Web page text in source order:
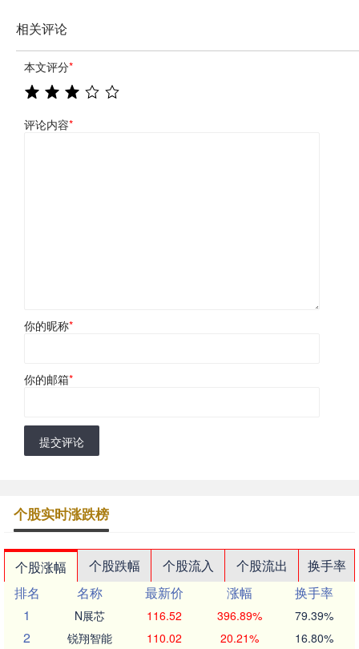
相关评论
本文评分*
评论内容*
你的昵称*
你的邮箱*
提交评论
个股实时涨跌榜
个股涨幅 个股跌幅 个股流入 个股流出
换手率
排名
名称 最新价 涨幅
换手率
1
N展芯 116.52 396.89% 79.39%
2 锐翔智能 110.02 20.21% 16.80%